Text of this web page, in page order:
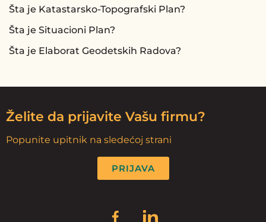
Šta je Katastarsko-Topografski Plan?
Šta je Situacioni Plan?
Šta je Elaborat Geodetskih Radova?
Želite da prijavite Vašu firmu?
Popunite upitnik na sledećoj strani
PRIJAVA